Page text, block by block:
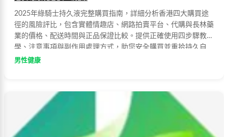
2025年綠騎士持久液完整購買指南，詳細分析香港四大購買途
徑的風險評比，包含實體情趣店、網路拍賣平台、代購與長林藥
業的價格、配送時間與正品保證比較。提供正確使用四步驟教
學、注意事項與副作用處理方式，助您安全購買並重拾持久自
信。
男性健康